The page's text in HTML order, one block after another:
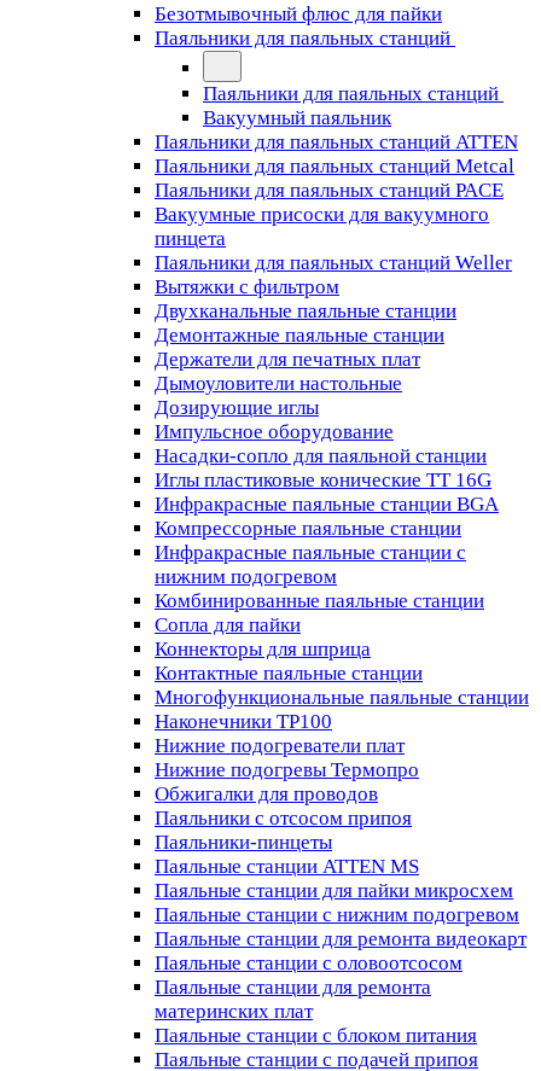
Безотмывочный флюс для пайки
Паяльники для паяльных станций
Паяльники для паяльных станций
Вакуумный паяльник
Паяльники для паяльных станций ATTEN
Паяльники для паяльных станций Metcal
Паяльники для паяльных станций PACE
Вакуумные присоски для вакуумного
пинцета
Паяльники для паяльных станций Weller
Вытяжки с фильтром
Двухканальные паяльные станции
Демонтажные паяльные станции
Держатели для печатных плат
Дымоуловители настольные
Дозирующие иглы
Импульсное оборудование
Насадки-сопло для паяльной станции
Иглы пластиковые конические TT 16G
Инфракрасные паяльные станции BGA
Компрессорные паяльные станции
Инфракрасные паяльные станции с
нижним подогревом
Комбинированные паяльные станции
Сопла для пайки
Коннекторы для шприца
Контактные паяльные станции
Многофункциональные паяльные станции
Наконечники TP100
Нижние подогреватели плат
Нижние подогревы Термопро
Обжигалки для проводов
Паяльники с отсосом припоя
Паяльники-пинцеты
Паяльные станции ATTEN MS
Паяльные станции для пайки микросхем
Паяльные станции с нижним подогревом
Паяльные станции для ремонта видеокарт
Паяльные станции с оловоотсосом
Паяльные станции для ремонта
материнских плат
Паяльные станции с блоком питания
Паяльные станции с подачей припоя